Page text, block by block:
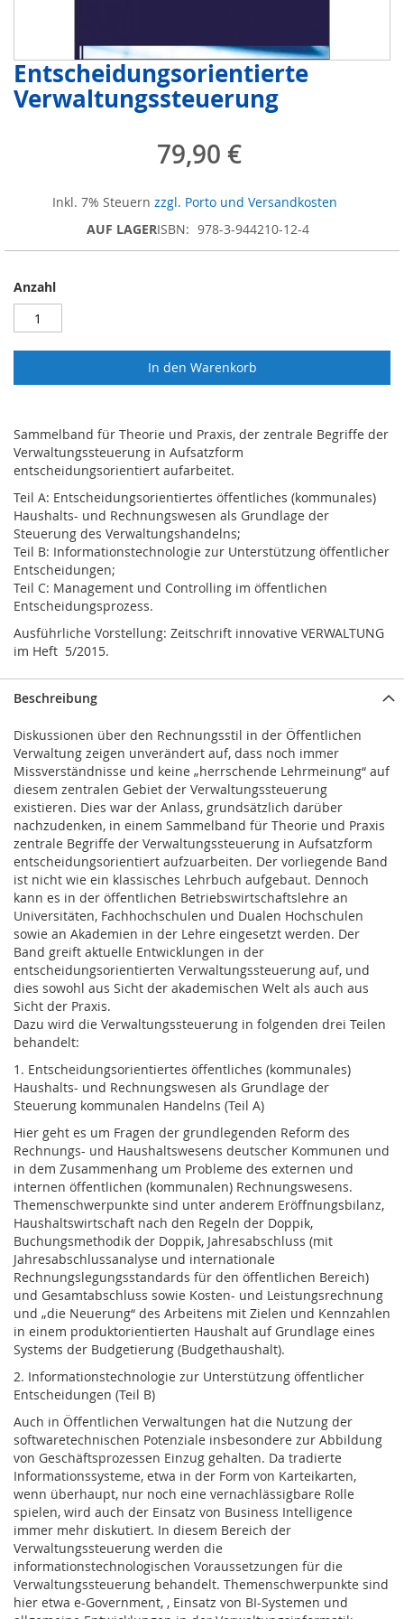
Entscheidungsorientierte
Verwaltungssteuerung
79,90 €
Inkl. 7% Steuern zzgl. Porto und Versandkosten
AUF LAGERISBN 978-3-944210-12-4
Anzahl
In den Warenkorb
Sammelband für Theorie und Praxis, der zentrale Begriffe der
Verwaltungssteuerung in Aufsatzform
entscheidungsorientiert aufarbeitet.
Teil A: Entscheidungsorientiertes öffentliches (kommunales)
Haushalts- und Rechnungswesen als Grundlage der
Steuerung des Verwaltungshandelns;
Teil B: Informationstechnologie zur Unterstützung öffentlicher
Entscheidungen;
Teil C: Management und Controlling im öffentlichen
Entscheidungsprozess.
Ausführliche Vorstellung: Zeitschrift innovative VERWALTUNG
im Heft 5/2015.
Zum
Anfang
der
Beschreibung
Diskussionen über den Rechnungsstil in der Öffentlichen
Verwaltung zeigen unverändert auf, dass noch immer
Missverständnisse und keine „herrschende Lehrmeinung“ auf
diesem zentralen Gebiet der Verwaltungssteuerung
existieren. Dies war der Anlass, grundsätzlich darüber
nachzudenken, in einem Sammelband für Theorie und Praxis
zentrale Begriffe der Verwaltungssteuerung in Aufsatzform
entscheidungsorientiert aufzuarbeiten. Der vorliegende Band
ist nicht wie ein klassisches Lehrbuch aufgebaut. Dennoch
kann es in der öffentlichen Betriebswirtschaftslehre an
Universitäten, Fachhochschulen und Dualen Hochschulen
sowie an Akademien in der Lehre eingesetzt werden. Der
Band greift aktuelle Entwicklungen in der
entscheidungsorientierten Verwaltungssteuerung auf, und
dies sowohl aus Sicht der akademischen Welt als auch aus
Sicht der Praxis.
Dazu wird die Verwaltungssteuerung in folgenden drei Teilen
behandelt:
1. Entscheidungsorientiertes öffentliches (kommunales)
Haushalts- und Rechnungswesen als Grundlage der
Steuerung kommunalen Handelns (Teil A)
Hier geht es um Fragen der grundlegenden Reform des
Rechnungs- und Haushaltswesens deutscher Kommunen und
in dem Zusammenhang um Probleme des externen und
internen öffentlichen (kommunalen) Rechnungswesens.
Themenschwerpunkte sind unter anderem Eröffnungsbilanz,
Haushaltswirtschaft nach den Regeln der Doppik,
Buchungsmethodik der Doppik, Jahresabschluss (mit
Jahresabschlussanalyse und internationale
Rechnungslegungsstandards für den öffentlichen Bereich)
und Gesamtabschluss sowie Kosten- und Leistungsrechnung
und „die Neuerung“ des Arbeitens mit Zielen und Kennzahlen
in einem produktorientierten Haushalt auf Grundlage eines
Systems der Budgetierung (Budgethaushalt).
2. Informationstechnologie zur Unterstützung öffentlicher
Entscheidungen (Teil B)
Auch in Öffentlichen Verwaltungen hat die Nutzung der
softwaretechnischen Potenziale insbesondere zur Abbildung
von Geschäftsprozessen Einzug gehalten. Da tradierte
Informationssysteme, etwa in der Form von Karteikarten,
wenn überhaupt, nur noch eine vernachlässigbare Rolle
spielen, wird auch der Einsatz von Business Intelligence
immer mehr diskutiert. In diesem Bereich der
Verwaltungssteuerung werden die
informationstechnologischen Voraussetzungen für die
Verwaltungssteuerung behandelt. Themenschwerpunkte sind
hier etwa e-Government, , Einsatz von BI-Systemen und